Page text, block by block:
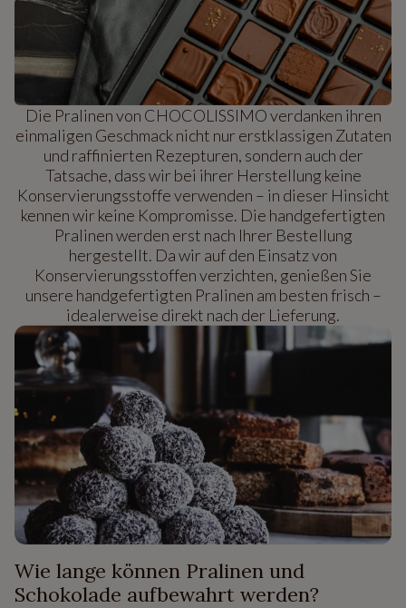
Die Pralinen von CHOCOLISSIMO verdanken ihren
einmaligen Geschmack nicht nur erstklassigen Zutaten
und raffinierten Rezepturen, sondern auch der
Tatsache, dass wir bei ihrer Herstellung keine
Konservierungsstoffe verwenden – in dieser Hinsicht
kennen wir keine Kompromisse. Die handgefertigten
Pralinen werden erst nach Ihrer Bestellung
hergestellt. Da wir auf den Einsatz von
Konservierungsstoffen verzichten, genießen Sie
unsere handgefertigten Pralinen am besten frisch –
idealerweise direkt nach der Lieferung.
Wie lange können Pralinen und
Schokolade aufbewahrt werden?